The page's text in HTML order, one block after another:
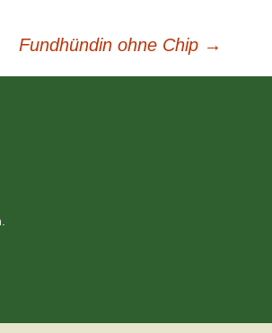
Fundhündin ohne Chip →